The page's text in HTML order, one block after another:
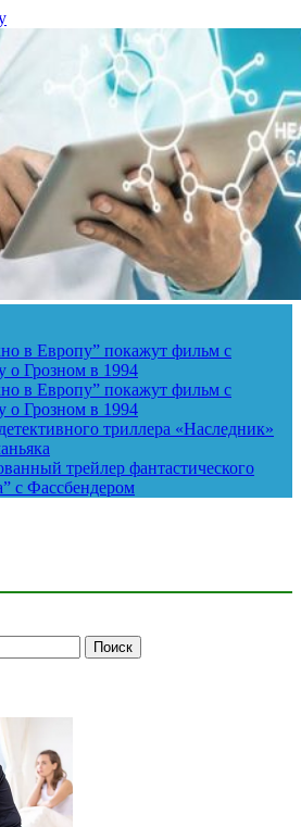
в Европу” покажут фильм с
о Грозном в 1994
в Европу” покажут фильм с
о Грозном в 1994
триллера «Наследник»
трейлер фантастического
с Фассбендером